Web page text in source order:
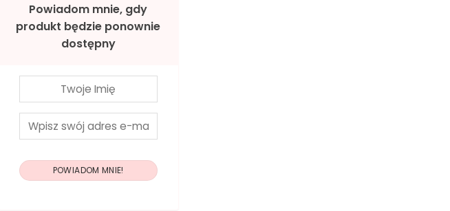
Powiadom mnie, gdy
produkt będzie ponownie
dostępny